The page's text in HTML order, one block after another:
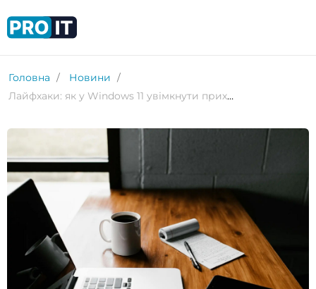
Головна
Новини
Лайфхаки: як у Windows 11 увімкнути приховане прискорення NVMe SSD